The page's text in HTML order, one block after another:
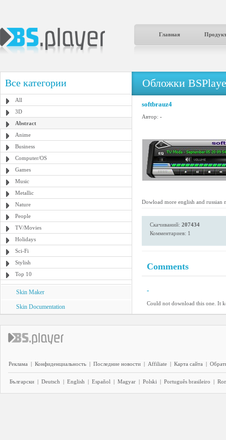
Главная
Все категории
All
3D
Abstract
Anime
Business
Computer/OS
Games
Music
Metallic
Nature
People
TV/Movies
Holidays
Sci-Fi
Stylish
Top 10
Skin Maker
Skin Documentation
Обложки
softbrauz4
Автор: -
Dowload more english and russian
Скачиваний: 207434
Комментариев: 1
Comments
-
Could not download this one. It
Реклама | Конфиденциальность | Последние новости | Affiliate | Карта сайта |
Български | Deutsch | English | Español | Magyar | Polski | Português brasileiro |